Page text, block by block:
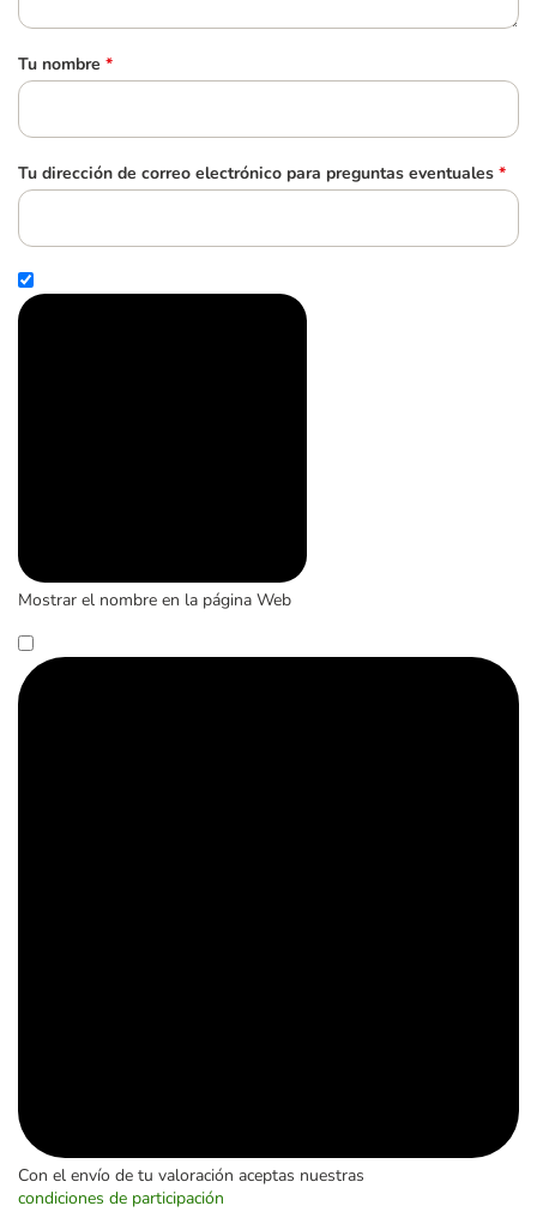
Tu nombre *
Tu dirección de correo electrónico para preguntas eventuales *
Mostrar el nombre en la página Web
Con el envío de tu valoración aceptas nuestras
condiciones de participación